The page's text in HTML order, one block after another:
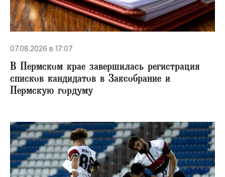
07.08.2026 в 17:07
В Пермском крае завершилась регистрация
списков кандидатов в Заксобрание и
Пермскую гордуму